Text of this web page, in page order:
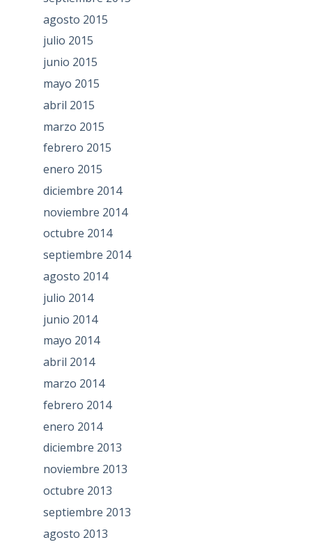
agosto 2015
julio 2015
junio 2015
mayo 2015
abril 2015
marzo 2015
febrero 2015
enero 2015
diciembre 2014
noviembre 2014
octubre 2014
septiembre 2014
agosto 2014
julio 2014
junio 2014
mayo 2014
abril 2014
marzo 2014
febrero 2014
enero 2014
diciembre 2013
noviembre 2013
octubre 2013
septiembre 2013
agosto 2013